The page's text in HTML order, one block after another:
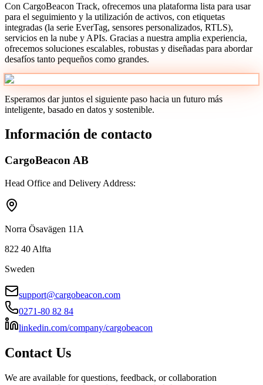
Con CargoBeacon Track, ofrecemos una plataforma lista para usar
para el seguimiento y la utilización de activos, con etiquetas
integradas (la serie EverTag, sensores personalizados, RTLS),
servicios en la nube y APIs. Gracias a nuestra amplia experiencia,
ofrecemos soluciones escalables, robustas y diseñadas para abordar
desafíos tanto pequeños como grandes.
Esperamos dar juntos el siguiente paso hacia un futuro más
inteligente, basado en datos y sostenible.
Información de contacto
CargoBeacon AB
Head Office and Delivery Address:
Norra Ösavägen 11A
822 40 Alfta
Sweden
support@cargobeacon.com
0271-80 82 84
linkedin.com/company/cargobeacon
Contact Us
We are available for questions, feedback, or collaboration